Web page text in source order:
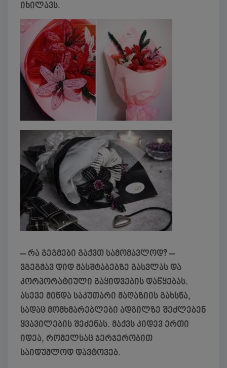
იხილავს.
– რა გეგმები გაქვთ სამომავლოდ? –
ვგეგმავ დიდ მასშტაბებზე გასვლას და
კორპორატიული გაყიდვების დაწყებას.
ასევე მინდა საკუთარი მაღაზიის გახსნა,
სადაც მომხმარებლები ადგილზე შეძლებენ
ყვავილების შეძენას. მაქვს კიდევ ერთი
იდეა, რომელსაც ჯერჯერობით
საიდუმლოდ დავტოვებ.